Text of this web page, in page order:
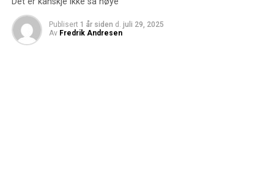
Publisert 1 år siden d. juli 29, 2025
Av Fredrik Andresen